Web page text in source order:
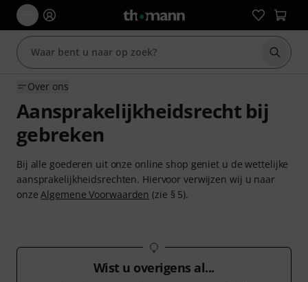
Zoek
Over ons
Aansprakelijkheidsrecht bij
gebreken
Bij alle goederen uit onze online shop geniet u de wettelijke
aansprakelijkheidsrechten. Hiervoor verwijzen wij u naar
onzeAlgemene Voorwaarden (zie § 5).
Wist u overigens al...